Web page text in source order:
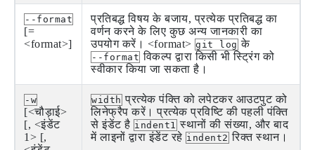
--format
[=
<format>]
प्रतिबद्ध विषय के बजाय, प्रत्येक प्रतिबद्ध का
वर्णन करने के लिए कुछ अन्य जानकारी का
उपयोग करें। <format> git log के
--format विकल्प द्वारा किसी भी स्ट्रिंग को
स्वीकार किया जा सकता है।
-w
[<चौड़ाई>
[, <इंडेंट
1> [,
width प्रत्येक पंक्ति को लपेटकर आउटपुट को
लिनेफ्रैप करें। प्रत्येक प्रविष्टि की पहली पंक्ति
से इंडेंट है indent1 स्थानों की संख्या, और बाद
में लाइनों द्वारा इंडेंट रहे indent2 रिक्त स्थान।